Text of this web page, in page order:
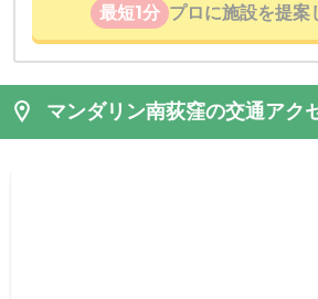
最短1分 プロに施設を提案
マンダリン南荻窪の交通アク